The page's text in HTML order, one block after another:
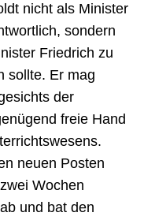
nicht als Minister
sondern
Friedrich zu
sollte. Er mag
der
freie Hand
neuen Posten
Wochen
und bat den